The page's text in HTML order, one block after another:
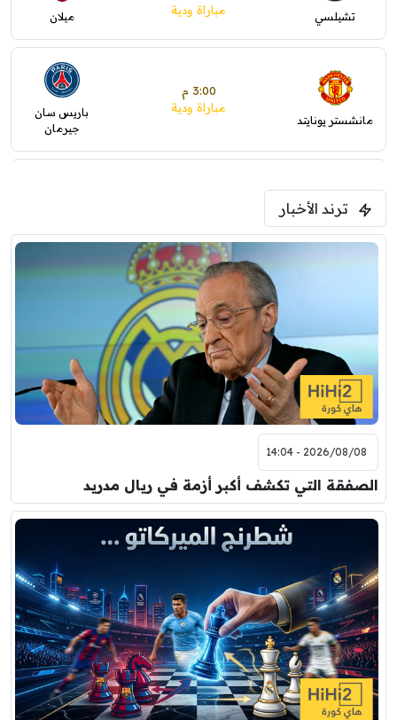
تشيلسي مباراة ودية ميلان
مانشستر يونايتد
3:00 م
مباراة ودية
باريس سان
جيرمان
فرينتسفاروشي
7:00 م
مباراة ودية
اودينيزي
مباراة ودية
برشلونة
ترند الأخبار
2026/08/08 - 14:04
الصفقة التي تكشف أكبر أزمة في ريال مدريد